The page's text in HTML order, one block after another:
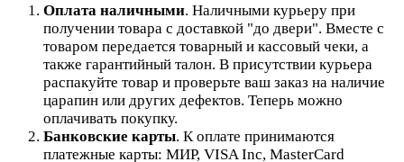
Оплата наличными. Наличными курьеру при
получении товара с доставкой "до двери". Вместе с
товаром передается товарный и кассовый чеки, а
также гарантийный талон. В присутствии курьера
распакуйте товар и проверьте ваш заказ на наличие
царапин или других дефектов. Теперь можно
оплачивать покупку.
Банковские карты. К оплате принимаются
платежные карты: МИР, VISA Inc, MasterCard